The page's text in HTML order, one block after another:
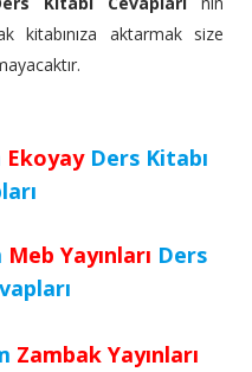
kitabınıza aktarmak size
EkoyayDers Kitabı
Meb Yayınları Ders
Zambak Yayınları